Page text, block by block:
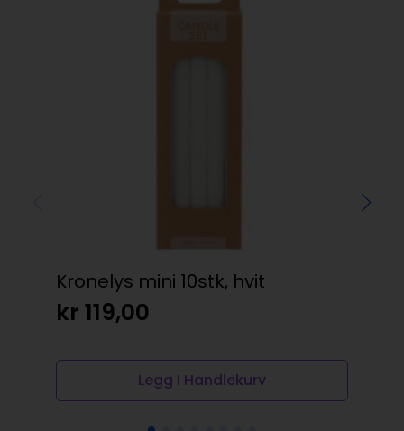
Kronelys mini 10stk, hvit
kr 119,00
Legg I Handlekurv